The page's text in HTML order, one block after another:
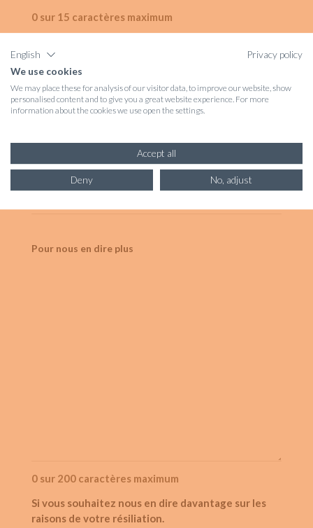
0 sur 15 caractères maximum
Immatriculation
Motif de résiliation
Pour nous en dire plus
0 sur 200 caractères maximum
Si vous souhaitez nous en dire davantage sur les
raisons de votre résiliation.
English
Privacy policy
We use cookies
We may place these for analysis of our visitor data, to improve our website, show
personalised content and to give you a great website experience. For more
information about the cookies we use open the settings.
Accept all
Deny No, adjust